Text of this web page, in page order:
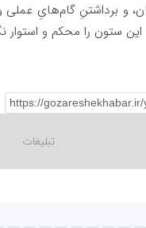
و برداشتنِ گام‌هایِ
ستون را محکم و استوار